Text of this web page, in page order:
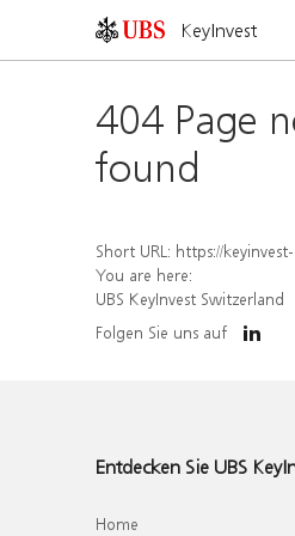
KeyInvest
404 Page
found
Short URL: https://keyinvest-ch.ubs.com/
You are here:
UBS KeyInvest Switzerland
Folgen Sie uns auf
Entdecken Sie UBS
Home